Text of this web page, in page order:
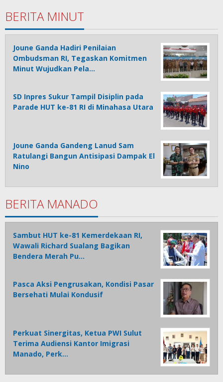
BERITA MINUT
Joune Ganda Hadiri Penilaian
Ombudsman RI, Tegaskan Komitmen
Minut Wujudkan Pela…
SD Inpres Sukur Tampil Disiplin pada
Parade HUT ke-81 RI di Minahasa Utara
Joune Ganda Gandeng Lanud Sam
Ratulangi Bangun Antisipasi Dampak El
Nino
BERITA MANADO
Sambut HUT ke-81 Kemerdekaan RI,
Wawali Richard Sualang Bagikan
Bendera Merah Pu…
Pasca Aksi Pengrusakan, Kondisi Pasar
Bersehati Mulai Kondusif
Perkuat Sinergitas, Ketua PWI Sulut
Terima Audiensi Kantor Imigrasi
Manado, Perk…